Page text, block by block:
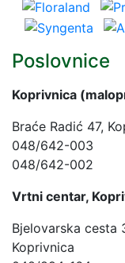
Poslovnice
Koprivnica
Braće Radić 47,
048/642-003
048/642-002
Vrtni centar,
Bjelovarska cesta
Koprivnica